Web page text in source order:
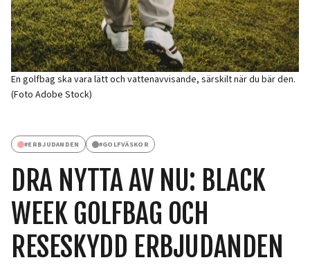
En golfbag ska vara lätt och vattenavvisande, särskilt när du bär den.
(Foto Adobe Stock)
#ERBJUDANDEN #GOLFVÄSKOR
DRA NYTTA AV NU: BLACK
WEEK GOLFBAG OCH
RESESKYDD ERBJUDANDEN